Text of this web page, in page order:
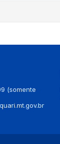
(somente